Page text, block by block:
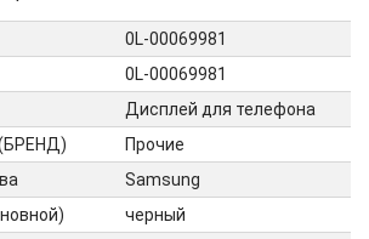
0L-00069981
0L-00069981
Дисплей для телефона
Прочие
Samsung
черный